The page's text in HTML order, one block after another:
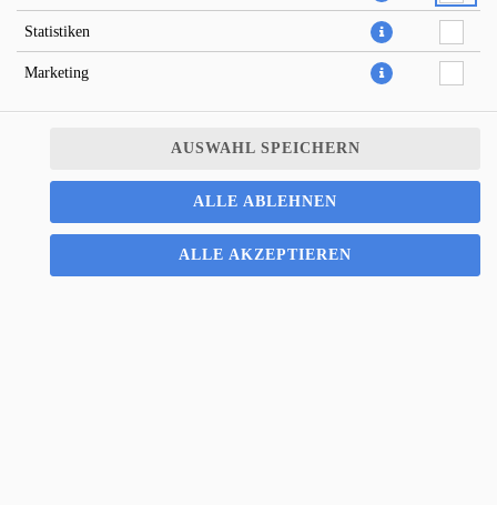
Pizza; Salat; Pasta; Zuverlässig; Straffrei; Mittagessen; Abendessen;
Essenlieferung; Schnelle Lieferung; Lieferservice; Pizzeria; Lecker
Essen; Lieferando; Salat Lieferung; Pasta Lieferung; Essen Online;
Online Essen bestellen; Lieferdienst; Vertrauenswürdiger
Statistiken
Marketing
AUSWAHL SPEICHERN
ALLE ABLEHNEN
ALLE AKZEPTIEREN